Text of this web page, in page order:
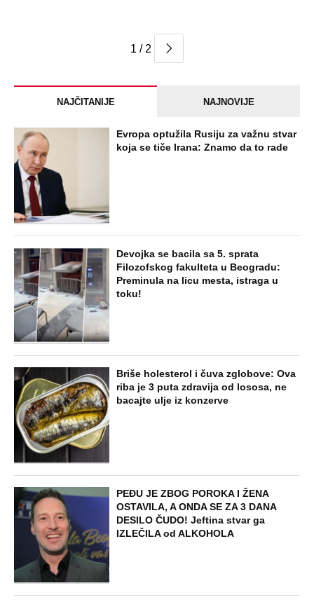
1 / 2
NAJČITANIJE NAJNOVIJE
Evropa optužila Rusiju za važnu stvar
koja se tiče Irana: Znamo da to rade
Devojka se bacila sa 5. sprata
Filozofskog fakulteta u Beogradu:
Preminula na licu mesta, istraga u
toku!
Briše holesterol i čuva zglobove: Ova
riba je 3 puta zdravija od lososa, ne
bacajte ulje iz konzerve
PEĐU JE ZBOG POROKA I ŽENA
OSTAVILA, A ONDA SE ZA 3 DANA
DESILO ČUDO! Jeftina stvar ga
IZLEČILA od ALKOHOLA